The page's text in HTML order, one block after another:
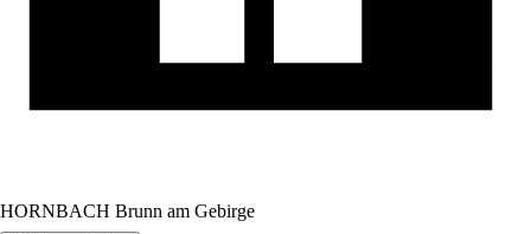
HORNBACH Brunn am Gebirge